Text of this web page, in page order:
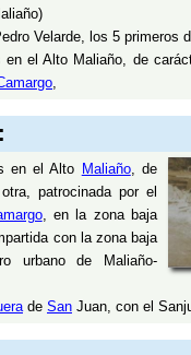
Velarde, los 5 primeros
en el Alto Maliaño, de
en el Alto Maliaño, de
patrocinada por el
, en la zona baja
con la zona baja
urbano de Maliaño-
de San Juan, con el